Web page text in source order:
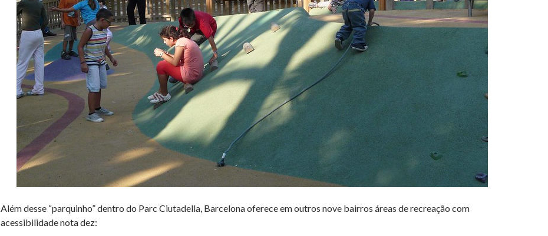
Além desse “parquinho” dentro do Parc Ciutadella, Barcelona oferece em outros nove bairros áreas de recreação com
acessibilidade nota dez: